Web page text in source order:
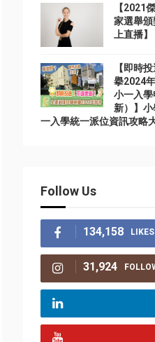
【2021
家選舉
上直播】
【即時
擧2024
小一入
新）】
一入學統一派位資訊攻略
Follow Us
134,158 LIKES
31,924